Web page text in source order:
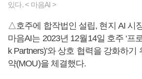
있다. < 마음AI >
△호주에 합작법인 설립, 현지 AI 시
마음AI는 2023년 12월14일 호주 ‘프
k Partners)’와 상호 협력을 강화하
약(MOU)을 체결했다.